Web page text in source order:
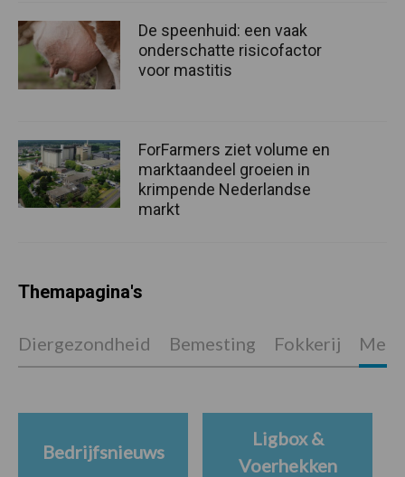
De speenhuid: een vaak
onderschatte risicofactor
voor mastitis
ForFarmers ziet volume en
marktaandeel groeien in
krimpende Nederlandse
markt
Themapagina's
Diergezondheid Bemesting Fokkerij
Bedrijfsnieuws
Ligbox &
Voerhekken